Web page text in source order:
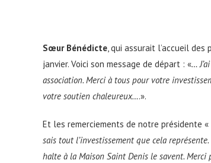
Sœur Bénédicte, qui assurait l’accueil
janvier. Voici son message de départ : «…
association. Merci à tous pour votre
votre soutien chaleureux….».
Et les remerciements de notre présidente
sais tout l’investissement que cela
halte à la Maison Saint Denis le savent.